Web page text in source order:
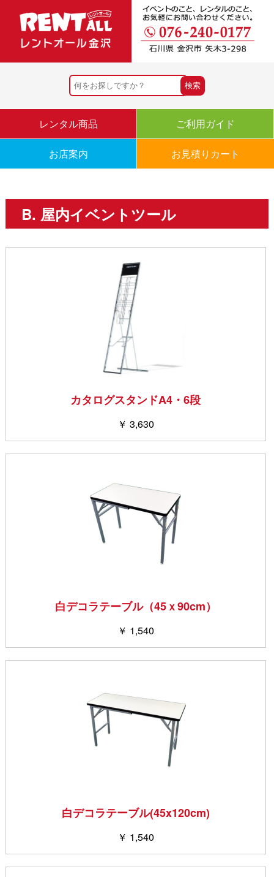
レンタル商品 ご利用ガイド
お店案内 お見積りカート
B. 屋内イベントツール
カタログスタンドA4・6段
￥ 3,630
白デコラテーブル（45ｘ90cm）
￥ 1,540
白デコラテーブル(45x120cm)
￥ 1,540